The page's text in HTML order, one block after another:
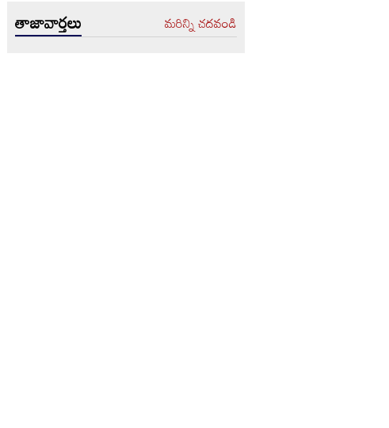
తాజావార్తలు మరిన్ని చదవండి